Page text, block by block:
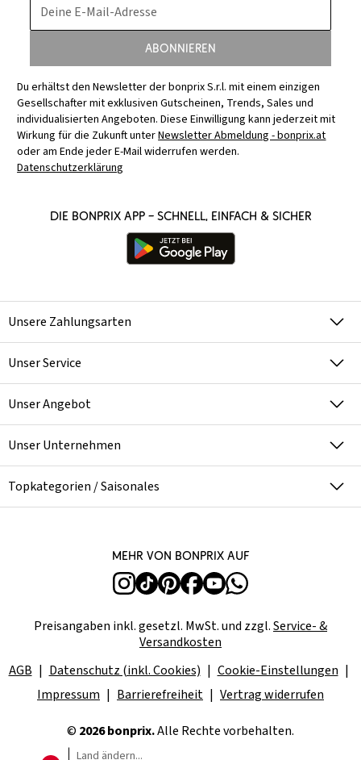
Deine E-Mail-Adresse
Abonnieren
Du erhältst den Newsletter der bonprix S.r.l. mit einem einzigen
Gesellschafter mit exklusiven Gutscheinen, Trends, Sales und
individualisierten Angeboten. Diese Einwilligung kann jederzeit mit
Wirkung für die Zukunft unterNewsletter Abmeldung - bonprix.at
oder am Ende jeder E-Mail widerrufen werden.
Datenschutzerklärung
Die bonprix App – schnell, einfach & sicher
Unsere Zahlungsarten
Unser Service
Unser Angebot
Unser Unternehmen
Topkategorien / Saisonales
Mehr von bonprix auf
Preisangaben inkl. gesetzl. MwSt. und zzgl.Service- &
Versandkosten
AGB
Datenschutz (inkl. Cookies)
Cookie-Einstellungen
Impressum
Barrierefreiheit Vertrag widerrufen
© 2026 bonprix.Alle Rechte vorbehalten.
Land ändern...